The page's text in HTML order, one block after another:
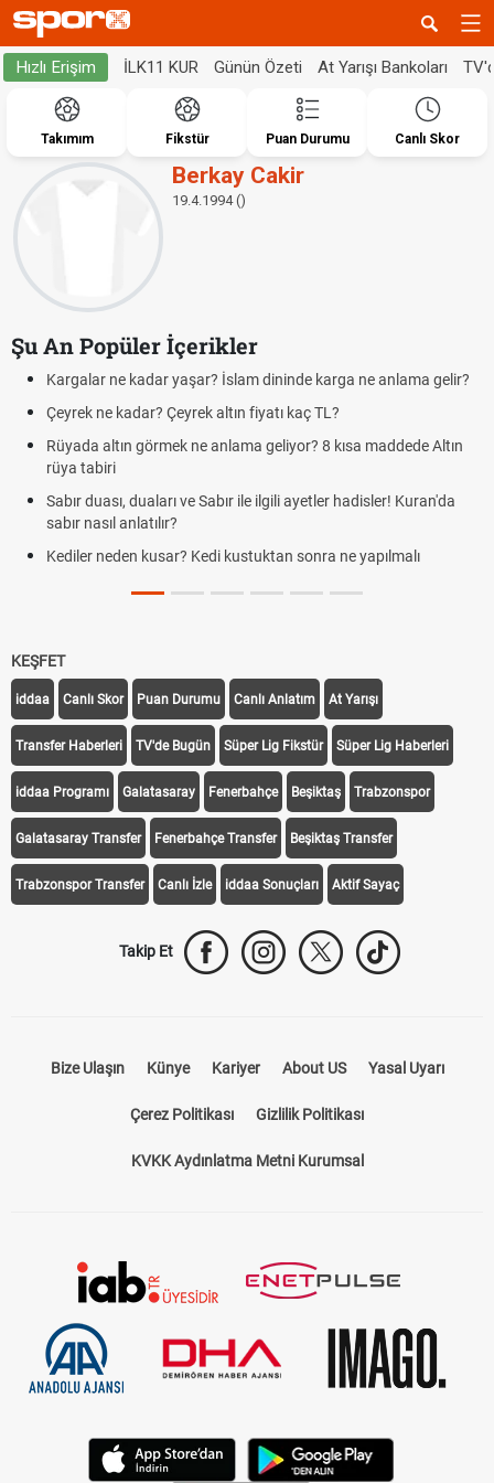
Hızlı Erişim İLK11 KUR Günün Özeti At Yarışı Bankoları
Takımım Fikstür Puan Durumu Canlı Skor
Berkay Cakir
19.4.1994 ()
Şu An Popüler İçerikler
Kargalar ne kadar yaşar? İslam dininde karga ne anlama gelir?
Çeyrek ne kadar? Çeyrek altın fiyatı kaç TL?
Rüyada altın görmek ne anlama geliyor? 8 kısa maddede Altın
rüya tabiri
Sabır duası, duaları ve Sabır ile ilgili ayetler hadisler! Kuran'da
sabır nasıl anlatılır?
Kediler neden kusar? Kedi kustuktan sonra ne yapılmalı
KEŞFET
iddaa Canlı Skor Puan Durumu Canlı Anlatım At Yarışı
Transfer Haberleri TV'de Bugün Süper Lig Fikstür Süper Lig Haberleri
iddaa Programı Galatasaray Fenerbahçe Beşiktaş Trabzonspor
Galatasaray Transfer Fenerbahçe Transfer Beşiktaş Transfer
Trabzonspor Transfer Canlı İzle iddaa Sonuçları Aktif Sayaç
Takip Et
Bize Ulaşın Künye Kariyer About US Yasal Uyarı
Çerez Politikası Gizlilik Politikası
KVKK Aydınlatma Metni Kurumsal